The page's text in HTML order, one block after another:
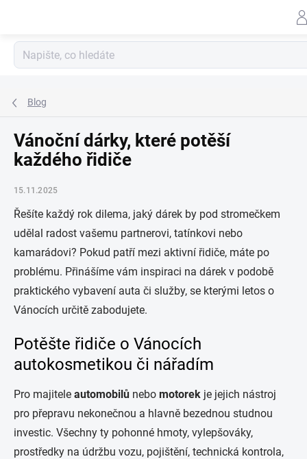
obsah
Blog
Vánoční dárky, které potěší
každého řidiče
15.11.2025
Řešíte každý rok dilema, jaký dárek by pod stromečkem
udělal radost vašemu partnerovi, tatínkovi nebo
kamarádovi? Pokud patří mezi aktivní řidiče, máte po
problému. Přinášíme vám inspiraci na dárek v podobě
praktického vybavení auta či služby, se kterými letos o
Vánocích určitě zabodujete.
Potěšte řidiče o Vánocích
autokosmetikou či nářadím
Pro majitele automobilů nebo motorek je jejich nástroj
pro přepravu nekonečnou a hlavně bezednou studnou
investic. Všechny ty pohonné hmoty, vylepšováky,
prostředky na údržbu vozu, pojištění, technická kontrola,